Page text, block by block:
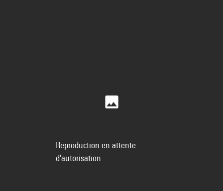
Reproduction en attente
d'autorisation